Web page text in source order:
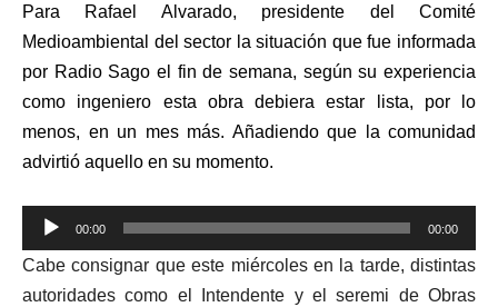
Para Rafael Alvarado, presidente del Comité
Medioambiental del sector la situación que fue informada
por Radio Sago el fin de semana, según su experiencia
como ingeniero esta obra debiera estar lista, por lo
menos, en un mes más. Añadiendo que la comunidad
advirtió aquello en su momento.
Reproductor
de
audio
00:00 00:00
Cabe consignar que este miércoles en la tarde, distintas
autoridades como el Intendente y el seremi de Obras